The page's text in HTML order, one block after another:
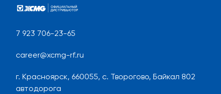
7 923 706-23-65
career@xcmg-rf.ru
г. Красноярск, 660055, с. Творогово, Байкал 802
автодорога